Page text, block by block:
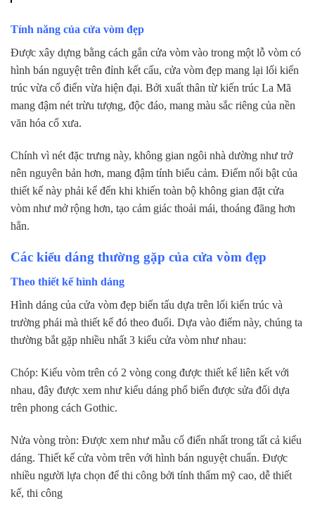
Tính năng của cửa vòm đẹp
Được xây dựng bằng cách gắn cửa vòm vào trong một lỗ vòm có
hình bán nguyệt trên đỉnh kết cấu, cửa vòm đẹp mang lại lối kiến
trúc vừa cổ điển vừa hiện đại. Bởi xuất thân từ kiến trúc La Mã
mang đậm nét trừu tượng, độc đáo, mang màu sắc riêng của nền
văn hóa cổ xưa.
Chính vì nét đặc trưng này, không gian ngôi nhà dường như trở
nên nguyên bản hơn, mang đậm tính biểu cảm. Điểm nổi bật của
thiết kế này phải kể đến khi khiến toàn bộ không gian đặt cửa
vòm như mở rộng hơn, tạo cảm giác thoải mái, thoáng đãng hơn
hẳn.
Các kiểu dáng thường gặp của cửa vòm đẹp
Theo thiết kế hình dáng
Hình dáng của cửa vòm đẹp biến tấu dựa trên lối kiến trúc và
trường phái mà thiết kế đó theo đuổi. Dựa vào điểm này, chúng ta
thường bắt gặp nhiều nhất 3 kiểu cửa vòm như nhau:
Chóp: Kiểu vòm trên có 2 vòng cong được thiết kế liên kết với
nhau, đây được xem như kiểu dáng phổ biến được sửa đổi dựa
trên phong cách Gothic.
Nửa vòng tròn: Được xem như mẫu cổ điển nhất trong tất cả kiểu
dáng. Thiết kế cửa vòm trên với hình bán nguyệt chuẩn. Được
nhiều người lựa chọn để thi công bởi tính thẩm mỹ cao, dễ thiết
kế, thi công